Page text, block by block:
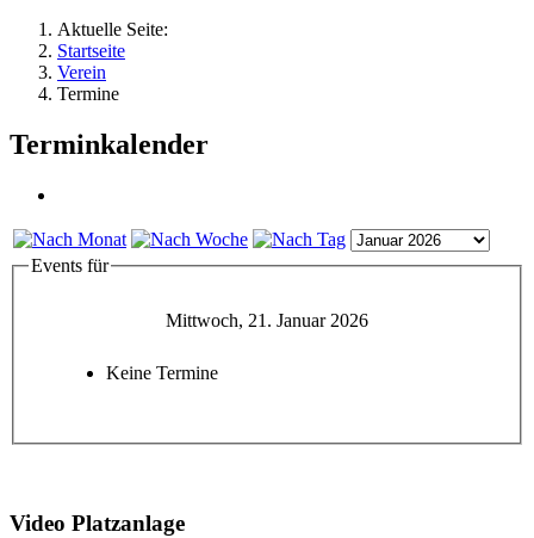
Aktuelle Seite:
Startseite
Verein
Termine
Terminkalender
Events für
Mittwoch, 21. Januar 2026
Keine Termine
Video Platzanlage